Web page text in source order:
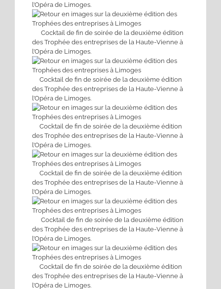
l’Opéra de Limoges.
Cocktail de fin de soirée de la deuxième édition
des Trophée des entreprises de la Haute-Vienne à
l’Opéra de Limoges.
Cocktail de fin de soirée de la deuxième édition
des Trophée des entreprises de la Haute-Vienne à
l’Opéra de Limoges.
Cocktail de fin de soirée de la deuxième édition
des Trophée des entreprises de la Haute-Vienne à
l’Opéra de Limoges.
Cocktail de fin de soirée de la deuxième édition
des Trophée des entreprises de la Haute-Vienne à
l’Opéra de Limoges.
Cocktail de fin de soirée de la deuxième édition
des Trophée des entreprises de la Haute-Vienne à
l’Opéra de Limoges.
Cocktail de fin de soirée de la deuxième édition
des Trophée des entreprises de la Haute-Vienne à
l’Opéra de Limoges.